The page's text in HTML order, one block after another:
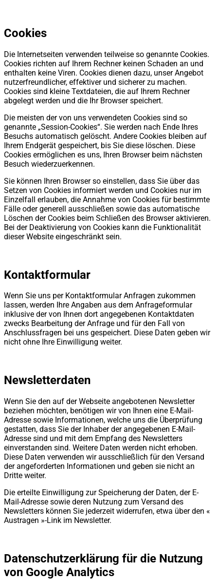
Cookies
Die Internetseiten verwenden teilweise so genannte Cookies.
Cookies richten auf Ihrem Rechner keinen Schaden an und
enthalten keine Viren. Cookies dienen dazu, unser Angebot
nutzerfreundlicher, effektiver und sicherer zu machen.
Cookies sind kleine Textdateien, die auf Ihrem Rechner
abgelegt werden und die Ihr Browser speichert.
Die meisten der von uns verwendeten Cookies sind so
genannte „Session-Cookies“. Sie werden nach Ende Ihres
Besuchs automatisch gelöscht. Andere Cookies bleiben auf
Ihrem Endgerät gespeichert, bis Sie diese löschen. Diese
Cookies ermöglichen es uns, Ihren Browser beim nächsten
Besuch wiederzuerkennen.
Sie können Ihren Browser so einstellen, dass Sie über das
Setzen von Cookies informiert werden und Cookies nur im
Einzelfall erlauben, die Annahme von Cookies für bestimmte
Fälle oder generell ausschließen sowie das automatische
Löschen der Cookies beim Schließen des Browser aktivieren.
Bei der Deaktivierung von Cookies kann die Funktionalität
dieser Website eingeschränkt sein.
Kontaktformular
Wenn Sie uns per Kontaktformular Anfragen zukommen
lassen, werden Ihre Angaben aus dem Anfrageformular
inklusive der von Ihnen dort angegebenen Kontaktdaten
zwecks Bearbeitung der Anfrage und für den Fall von
Anschlussfragen bei uns gespeichert. Diese Daten geben wir
nicht ohne Ihre Einwilligung weiter.
Newsletterdaten
Wenn Sie den auf der Webseite angebotenen Newsletter
beziehen möchten, benötigen wir von Ihnen eine E-Mail-
Adresse sowie Informationen, welche uns die Überprüfung
gestatten, dass Sie der Inhaber der angegebenen E-Mail-
Adresse sind und mit dem Empfang des Newsletters
einverstanden sind. Weitere Daten werden nicht erhoben.
Diese Daten verwenden wir ausschließlich für den Versand
der angeforderten Informationen und geben sie nicht an
Dritte weiter.
Die erteilte Einwilligung zur Speicherung der Daten, der E-
Mail-Adresse sowie deren Nutzung zum Versand des
Newsletters können Sie jederzeit widerrufen, etwa über den «
Austragen »-Link im Newsletter.
Datenschutzerklärung für die Nutzung
von Google Analytics